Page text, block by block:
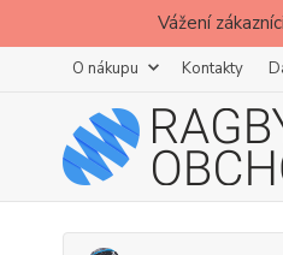
Vážení
O nákupu Kontakty